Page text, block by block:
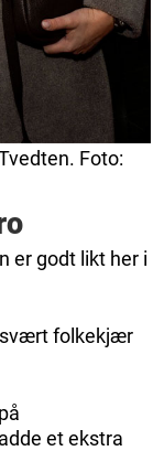
Foto:
er godt likt her i
svært folkekjær
et ekstra